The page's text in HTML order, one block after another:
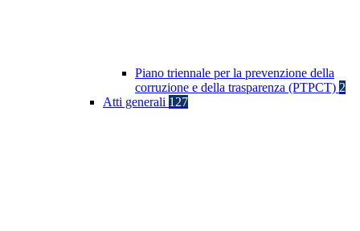
Piano triennale per la prevenzione della
corruzione e della trasparenza (PTPCT) 2
Atti generali 127